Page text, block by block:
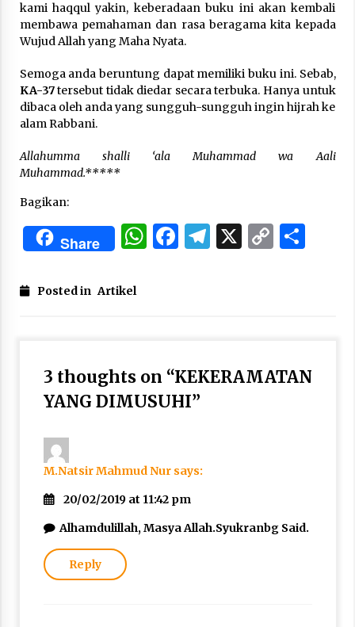
kami haqqul yakin, keberadaan buku ini akan kembali
membawa pemahaman dan rasa beragama kita kepada
Wujud Allah yang Maha Nyata.
Semoga anda beruntung dapat memiliki buku ini. Sebab,
KA-37tersebut tidak diedar secara terbuka. Hanya untuk
dibaca oleh anda yang sungguh-sungguh ingin hijrah ke
alam Rabbani.
Allahumma shalli ‘ala Muhammad wa Aali
Muhammad.*****
Bagikan:
Share WhatsApp
Facebook
Telegram
X Copy
Posted in Artikel
3 thoughts on “KEKERAMATAN
YANG DIMUSUHI”
M.Natsir Mahmud Nur says:
20/02/2019 at 11:42 pm
Alhamdulillah, Masya Allah.Syukranbg Said.
Reply